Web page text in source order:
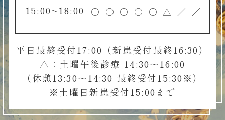
15:00~18:00 ○ ○ ○ ○ ○ △ ／ ／
平日最終受付17:00（新患受付最終16:30）
△：土曜午後診療 14:30～16:00
（休憩13:30～14:30 最終受付15:30※）
※土曜日新患受付15:00まで